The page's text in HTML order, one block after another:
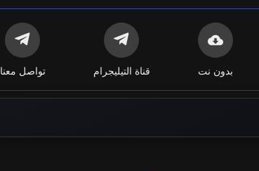
بدون نت قناة التيليجرام تواصل معنا